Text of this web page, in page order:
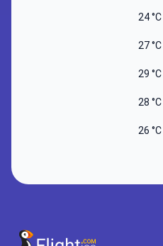
24 °C
27 °C
29 °C
28 °C
26 °C